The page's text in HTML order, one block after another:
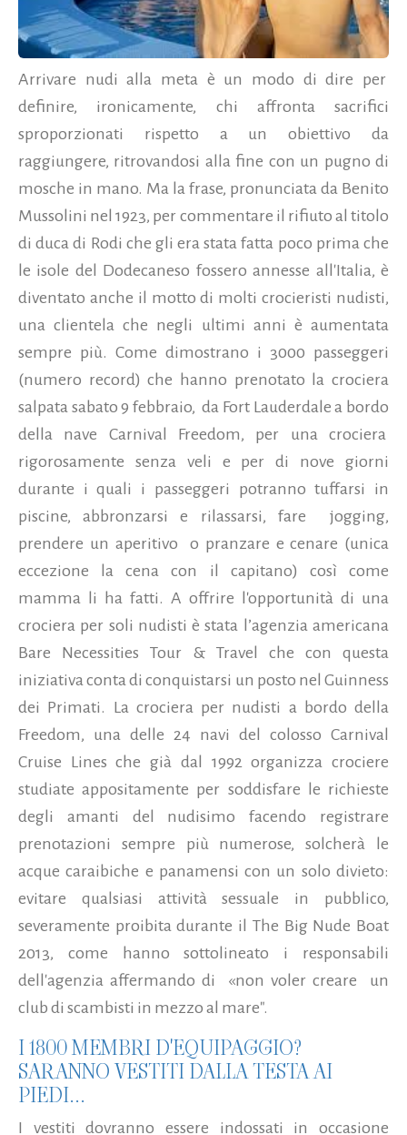
Arrivare nudi alla meta è un modo di dire per
definire, ironicamente, chi affronta sacrifici
sproporzionati rispetto a un obiettivo da
raggiungere, ritrovandosi alla fine con un pugno di
mosche in mano. Ma la frase, pronunciata da Benito
Mussolini nel 1923, per commentare il rifiuto al titolo
di duca di Rodi che gli era stata fatta poco prima che
le isole del Dodecaneso fossero annesse all'Italia, è
diventato anche il motto di molti crocieristi nudisti,
una clientela che negli ultimi anni è aumentata
sempre più. Come dimostrano i 3000 passeggeri
(numero record) che hanno prenotato la crociera
salpata sabato 9 febbraio, da Fort Lauderdale a bordo
della nave Carnival Freedom, per una crociera
rigorosamente senza veli e per di nove giorni
durante i quali i passeggeri potranno tuffarsi in
piscine, abbronzarsi e rilassarsi, fare jogging,
prendere un aperitivo o pranzare e cenare (unica
eccezione la cena con il capitano) così come
mamma li ha fatti. A offrire l'opportunità di una
crociera per soli nudisti è stata l’agenzia americana
Bare Necessities Tour & Travel che con questa
iniziativa conta di conquistarsi un posto nel Guinness
dei Primati. La crociera per nudisti a bordo della
Freedom, una delle 24 navi del colosso Carnival
Cruise Lines che già dal 1992 organizza crociere
studiate appositamente per soddisfare le richieste
degli amanti del nudisimo facendo registrare
prenotazioni sempre più numerose, solcherà le
acque caraibiche e panamensi con un solo divieto:
evitare qualsiasi attività sessuale in pubblico,
severamente proibita durante il The Big Nude Boat
2013, come hanno sottolineato i responsabili
dell'agenzia affermando di «non voler creare un
club di scambisti in mezzo al mare".
I 1800 MEMBRI D'EQUIPAGGIO?
SARANNO VESTITI DALLA TESTA AI
PIEDI...
I vestiti dovranno essere indossati in occasione